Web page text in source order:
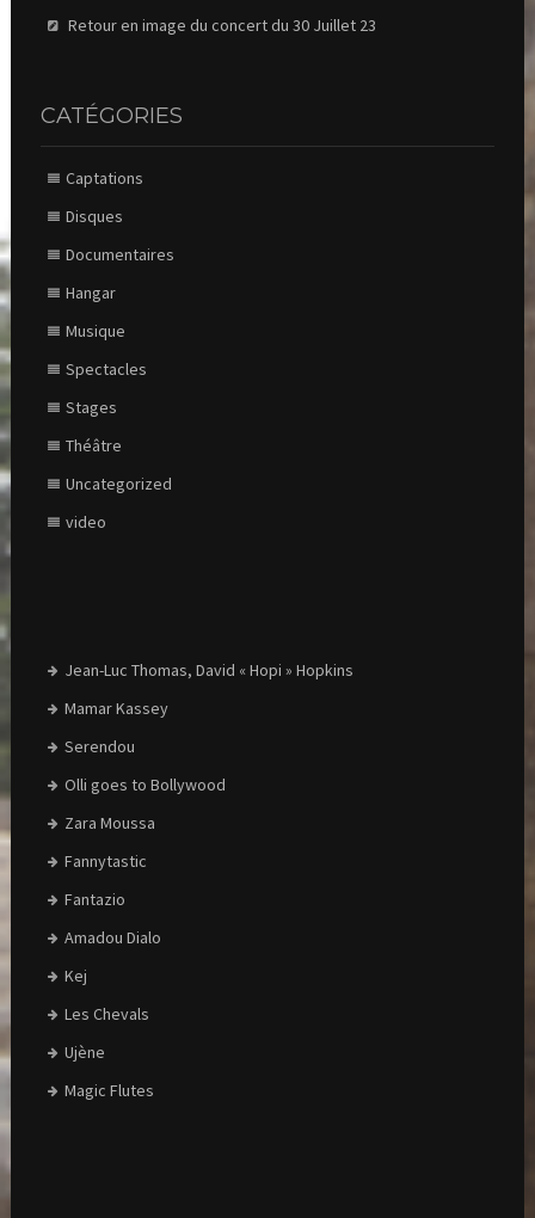
Retour en image du concert du 30 Juillet 23
CATÉGORIES
Captations
Disques
Documentaires
Hangar
Musique
Spectacles
Stages
Théâtre
Uncategorized
video
Jean-Luc Thomas, David « Hopi » Hopkins
Mamar Kassey
Serendou
Olli goes to Bollywood
Zara Moussa
Fannytastic
Fantazio
Amadou Dialo
Kej
Les Chevals
Ujène
Magic Flutes